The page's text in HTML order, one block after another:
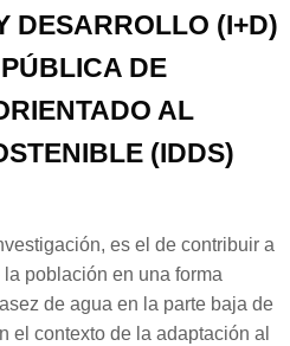
DESARROLLO (I+D)
DE
AL
(IDDS)
es el de contribuir a
población en una forma
de agua en la parte baja de
el contexto de la adaptación al